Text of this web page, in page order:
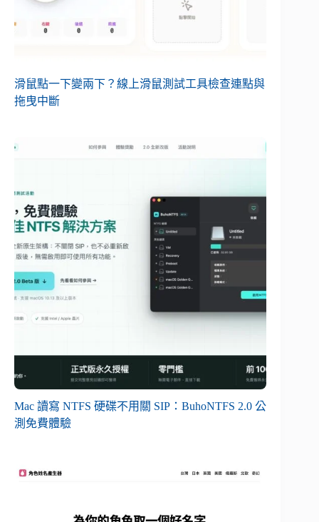
滑鼠點一下變兩下？線上滑鼠測試工具檢查連點與
拖曳中斷
Mac 讀寫 NTFS 硬碟不用關 SIP：BuhoNTFS 2.0 公
測免費體驗